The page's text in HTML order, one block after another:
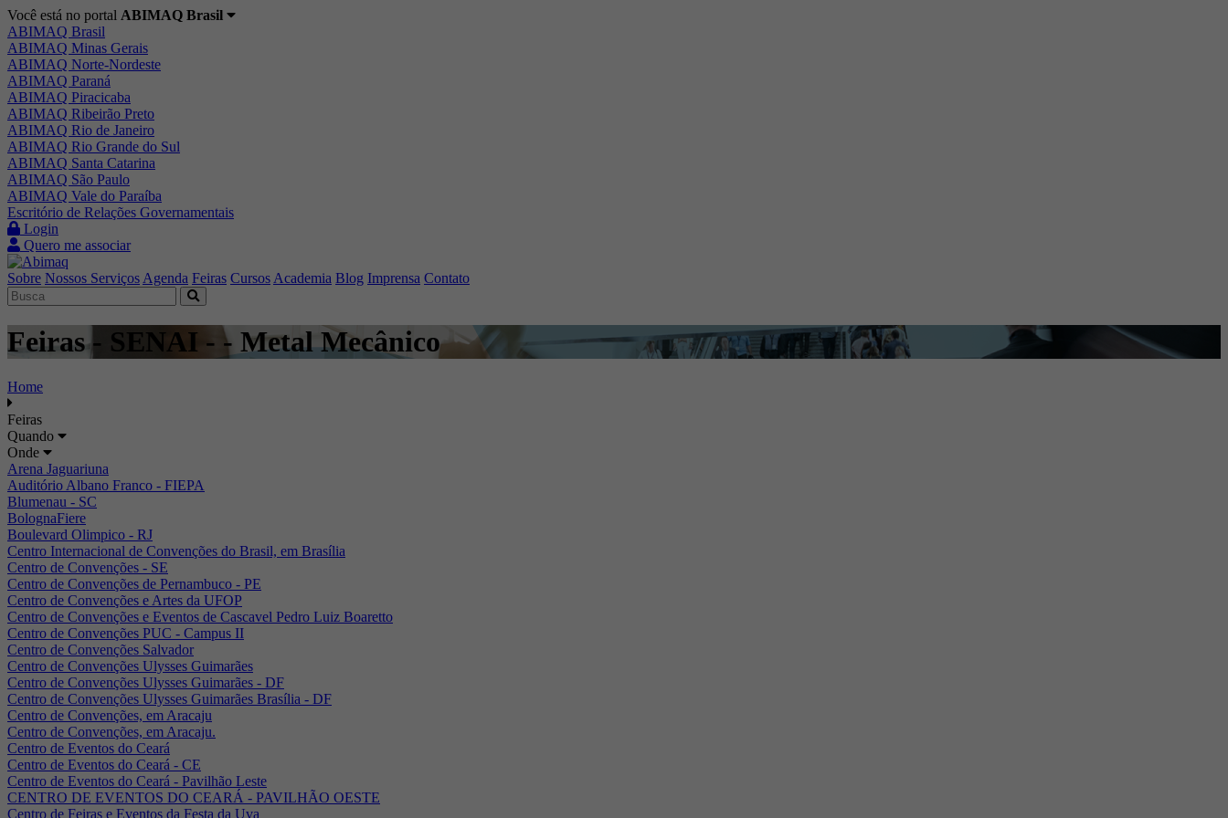
Você está no portal ABIMAQ Brasil
ABIMAQ Brasil
ABIMAQ Minas Gerais
ABIMAQ Norte-Nordeste
ABIMAQ Paraná
ABIMAQ Piracicaba
ABIMAQ Ribeirão Preto
ABIMAQ Rio de Janeiro
ABIMAQ Rio Grande do Sul
ABIMAQ Santa Catarina
ABIMAQ São Paulo
ABIMAQ Vale do Paraíba
Escritório de Relações Governamentais
Login
Quero me associar
Sobre Nossos Serviços Agenda Feiras Cursos Academia Blog Imprensa Contato
Feiras - SENAI - - Metal Mecânico
Home
Feiras
Quando
Onde
Arena Jaguariuna
Auditório Albano Franco - FIEPA
Blumenau - SC
BolognaFiere
Boulevard Olimpico - RJ
Centro Internacional de Convenções do Brasil, em Brasília
Centro de Convenções - SE
Centro de Convenções de Pernambuco - PE
Centro de Convenções e Artes da UFOP
Centro de Convenções e Eventos de Cascavel Pedro Luiz Boaretto
Centro de Convenções PUC - Campus II
Centro de Convenções Salvador
Centro de Convenções Ulysses Guimarães
Centro de Convenções Ulysses Guimarães - DF
Centro de Convenções Ulysses Guimarães Brasília - DF
Centro de Convenções, em Aracaju
Centro de Convenções, em Aracaju.
Centro de Eventos do Ceará
Centro de Eventos do Ceará - CE
Centro de Eventos do Ceará - Pavilhão Leste
CENTRO DE EVENTOS DO CEARÁ - PAVILHÃO OESTE
Centro de Feiras e Eventos da Festa da Uva